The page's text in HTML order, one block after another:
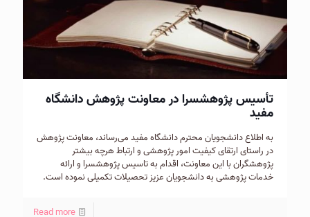
تأسیس پژوهشسرا در معاونت پژوهش دانشگاه
مفید
به اطلاع دانشجویان محترم دانشگاه مفید می‌رساند، معاونت پژوهش
در راستای ارتقای کیفیت امور پژوهشی و ارتباط هرچه بیشتر
پژوهشگران با این معاونت، اقدام به تاسیس پژوهشسرا و ارائه
خدمات پژوهشی به دانشجویان عزیز تحصیلات تکمیلی نموده است.
Read more